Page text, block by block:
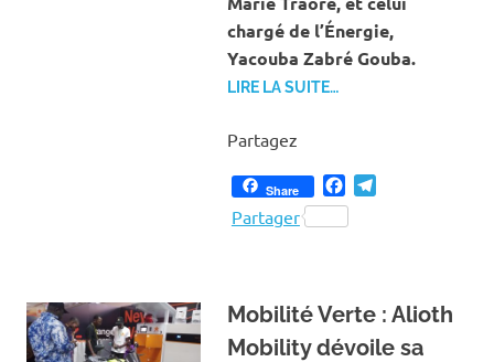
chargé de l’Énergie,
Yacouba Zabré Gouba.
LIRE LA SUITE…
Partagez
Share Facebook
Partager
‎Mobilité Verte : Alioth
Mobility dévoile sa